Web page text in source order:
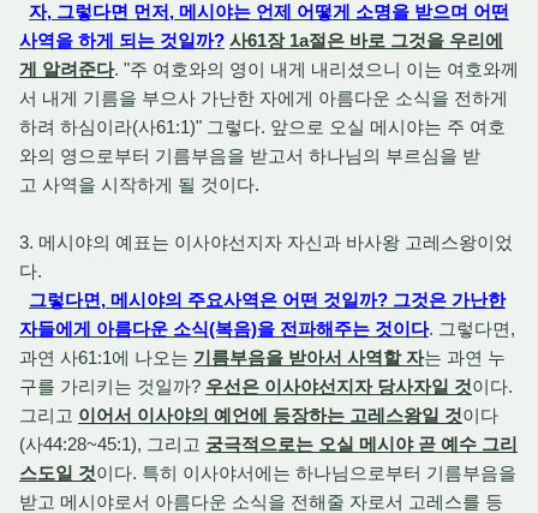
자, 그렇다면 먼저, 메시야는 언제 어떻게 소명을 받으며 어떤
사역을 하게 되는 것일까? 사61장 1a절은 바로 그것을 우리에
게 알려준다. "주 여호와의 영이 내게 내리셨으니 이는 여호와께
서 내게 기름을 부으사 가난한 자에게 아름다운 소식을 전하게
하려 하심이라(사61:1)" 그렇다. 앞으로 오실 메시야는 주 여호
와의 영으로부터 기름부음을 받고서 하나님의 부르심을 받
고 사역을 시작하게 될 것이다.
3. 메시야의 예표는 이사야선지자 자신과 바사왕 고레스왕이었
다.
그렇다면, 메시야의 주요사역은 어떤 것일까? 그것은 가난한
자들에게 아름다운 소식(복음)을 전파해주는 것이다. 그렇다면,
과연 사61:1에 나오는 기름부음을 받아서 사역할 자는 과연 누
구를 가리키는 것일까? 우선은 이사야선지자 당사자일 것이다.
그리고 이어서 이사야의 예언에 등장하는 고레스왕일 것이다
(사44:28~45:1), 그리고 궁극적으로는 오실 메시야 곧 예수 그리
스도일 것이다. 특히 이사야서에는 하나님으로부터 기름부음을
받고 메시야로서 아름다운 소식을 전해줄 자로서 고레스를 등